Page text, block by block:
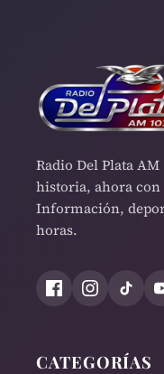
Radio Del Plata
historia, ahora
Información,
horas.
CATEGORÍAS